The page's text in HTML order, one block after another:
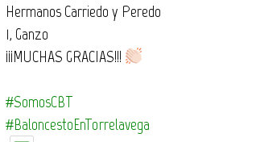
Hermanos Carriedo y Peredo
1, Ganzo
¡¡¡MUCHAS GRACIAS!!!
#SomosCBT
#BaloncestoEnTorrelavega